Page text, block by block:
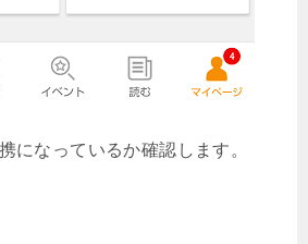
になっているか確認します。